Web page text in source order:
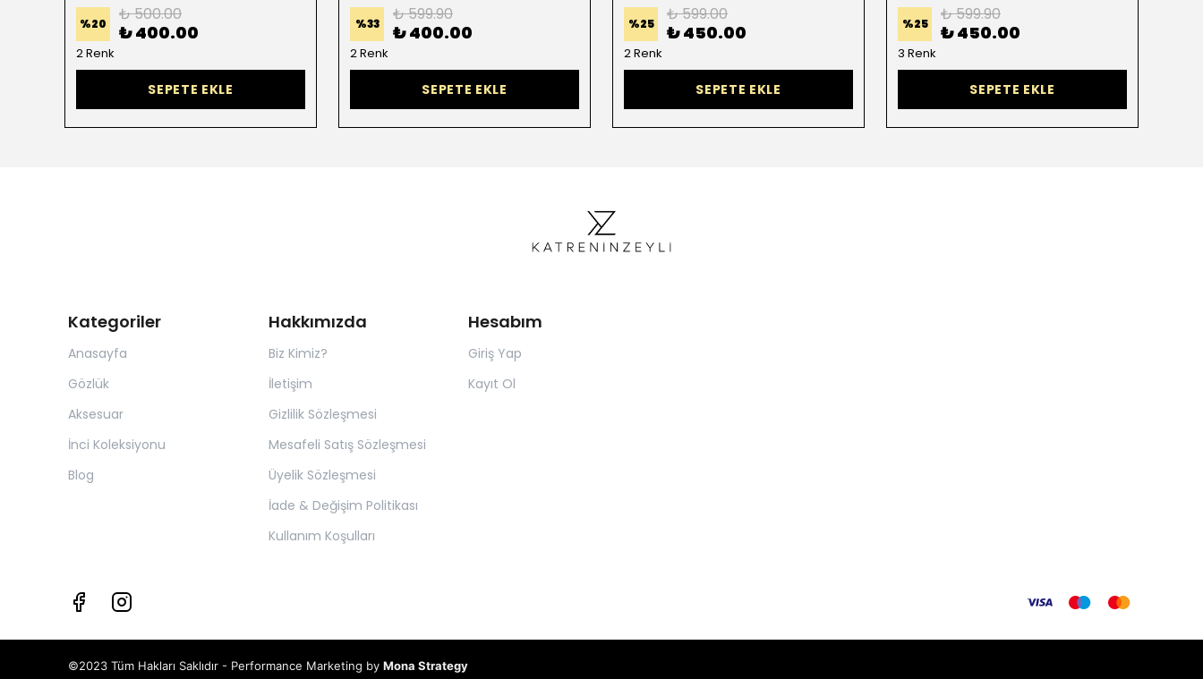
%20 ₺ 500.00
₺ 400.00
2 Renk
SEPETE EKLE
%33 ₺ 599.90
₺ 400.00
2 Renk
SEPETE EKLE
%25 ₺ 599.00
₺ 450.00
2 Renk
SEPETE EKLE
%25 ₺ 599.90
₺ 450.00
3 Renk
SEPETE EKLE
Kategoriler
Anasayfa
Gözlük
Aksesuar
İnci Koleksiyonu
Blog
Hakkımızda
Biz Kimiz?
İletişim
Gizlilik Sözleşmesi
Mesafeli Satış Sözleşmesi
Üyelik Sözleşmesi
İade & Değişim Politikası
Kullanım Koşulları
Hesabım
Giriş Yap
Kayıt Ol
©2023 Tüm Hakları Saklıdır - Performance Marketing by Mona Strategy